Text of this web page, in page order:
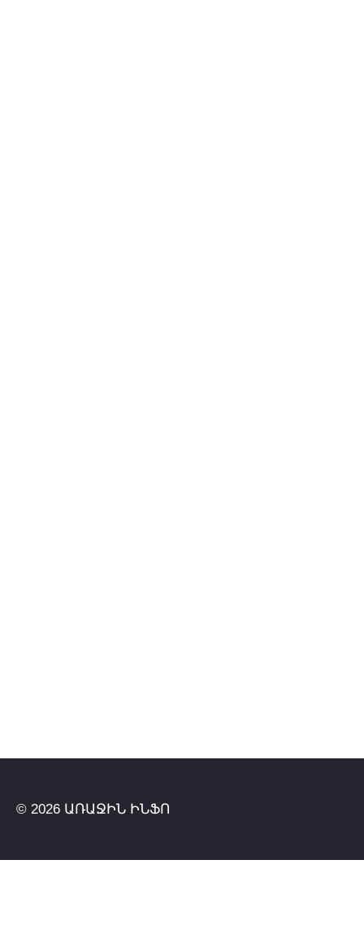
© 2026 ԱՌԱՋԻՆ ԻՆՖՈ